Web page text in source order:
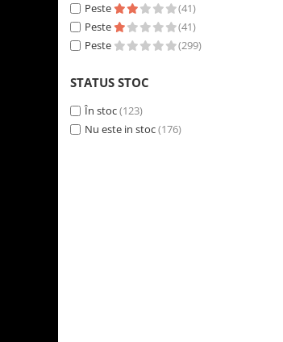
Peste
(41)
Peste
(41)
Peste
(299)
STATUS STOC
În stoc(123)
Nu este in stoc(176)